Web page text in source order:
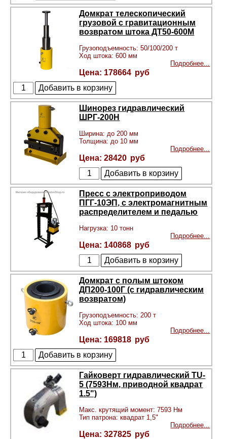
Домкрат телескопический
грузовой с гравитационным
возвратом штока ДТ50-600М
Грузоподъемность: 50/100/200 т
Ход штока: 600 мм
Подробнее...
178664
Шинорез гидравлический
ШРГ-200Н
Ширина: до 200 мм
Толщина: до 10 мм
Подробнее...
28420
Пресс с электроприводом
ПГГ-10ЭП, с электромагнитным
распределителем и педалью
Нагрузка: 10 тонн
Подробнее...
140868
Домкрат с полым штоком
ДП200-100Г (с гидравлическим
возвратом)
Грузоподъемность: 200 т
Ход штока: 100 мм
Подробнее...
169818
Гайковерт гидравлический TU-
5 (7593Нм, приводной квадрат
1.5")
Макс. крутящий момент: 7593 Нм
Тип патрона: квадрат 1,5"
Подробнее...
327825